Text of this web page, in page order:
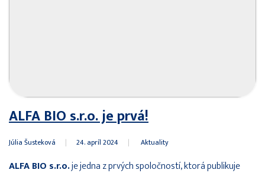
ALFA BIO s.r.o. je prvá!
Júlia Šusteková | 24. apríl 2024 | Aktuality
ALFA BIO s.r.o.je jedna z prvých spoločností, ktorá publikuje